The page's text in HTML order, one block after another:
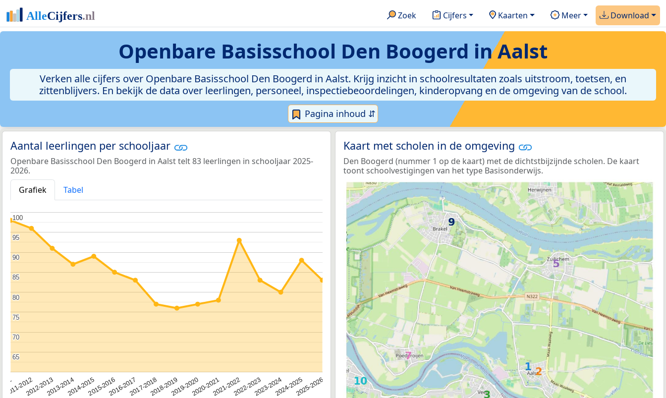
Zoek Cijfers Kaarten Meer Download
Openbare Basisschool Den Boogerd in Aalst
Verken alle cijfers over Openbare Basisschool Den Boogerd in Aalst. Krijg inzicht in schoolresultaten zoals uitstroom, toetsen, en
zittenblijvers. En bekijk de data over leerlingen, personeel, inspectiebeoordelingen, kinderopvang en de omgeving van de school.
Pagina inhoud ⇵
Aantal leerlingen per schooljaar
Openbare Basisschool Den Boogerd in Aalst telt 83 leerlingen in schooljaar 2025-
2026.
Grafiek
Tabel
2011-20122012-20132013-20142014-20152015-20162016-20172017-20182018-20192019-20202020-20212021-20222022-20232023-20242024-20252025-2026
65
65
70
70
75
75
80
80
85
85
90
90
95
95
100
100
Kaart met scholen in de omgeving
Den Boogerd (nummer 1 op de kaart) met de dichtstbijzijnde scholen. De kaart
toont schoolvestigingen van het type Basisonderwijs.